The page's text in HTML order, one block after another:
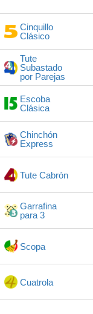
Cinquillo
Clásico
Tute
Subastado
por Parejas
Escoba
Clásica
Chinchón
Express
Tute Cabrón
Garrafina
para 3
Scopa
Cuatrola